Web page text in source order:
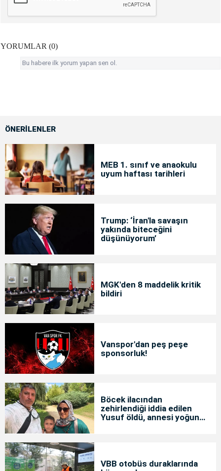
YORUMLAR (0)
Bu habere ilk yorum yapan sen ol.
ÖNERİLENLER
MEB 1. sınıf ve anaokulu
uyum haftası tarihleri
Trump: ‘İran'la savaşın
yakında biteceğini
düşünüyorum’
MGK'den 8 maddelik kritik
bildiri
Vanspor'dan peş peşe
sponsorluk!
Böcek ilacından
zehirlendiği iddia edilen
Yusuf öldü, annesi yoğun
VBB otobüs duraklarında